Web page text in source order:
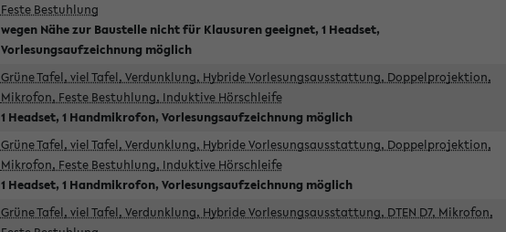
Feste Bestuhlung
wegen Nähe zur Baustelle nicht für Klausuren geeignet, 1 Headset,
Vorlesungsaufzeichnung möglich
Grüne Tafel, viel Tafel, Verdunklung, Hybride Vorlesungsausstattung, Doppelprojektion,
Mikrofon, Feste Bestuhlung, Induktive Hörschleife
1 Headset, 1 Handmikrofon, Vorlesungsaufzeichnung möglich
Grüne Tafel, viel Tafel, Verdunklung, Hybride Vorlesungsausstattung, Doppelprojektion,
Mikrofon, Feste Bestuhlung, Induktive Hörschleife
1 Headset, 1 Handmikrofon, Vorlesungsaufzeichnung möglich
Grüne Tafel, viel Tafel, Verdunklung, Hybride Vorlesungsausstattung, DTEN D7, Mikrofon,